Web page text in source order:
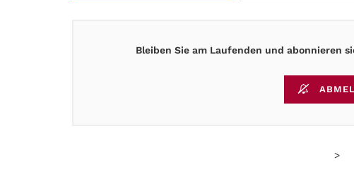
Bleiben Sie am Laufenden und abonnieren
>